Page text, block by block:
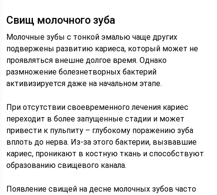
Свищ молочного зуба
Молочные зубы с тонкой эмалью чаще других
подвержены развитию кариеса, который может не
проявляться внешне долгое время. Однако
размножение болезнетворных бактерий
активизируется даже на начальном этапе.
При отсутствии своевременного лечения кариес
переходит в более запущенные стадии и может
привести к пульпиту – глубокому поражению зуба
вплоть до нерва. Из-за этого бактерии, вызвавшие
кариес, проникают в костную ткань и способствуют
образованию свищевого канала.
Появление свищей на десне молочных зубов часто